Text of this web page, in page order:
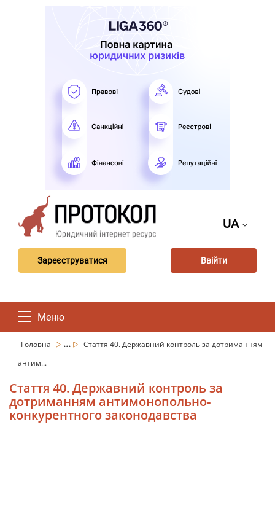
UA
Зареєструватися Ввійти
Меню
Головна ...
Стаття 40. Державний контроль за дотриманням
антим...
Стаття 40. Державний контроль за
дотриманням антимонопольно-
конкурентного законодавства